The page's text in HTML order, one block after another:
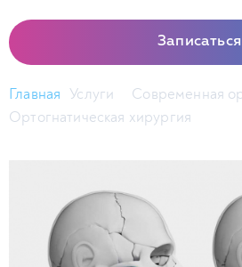
Записаться
Главная Услуги
Современная
Ортогнатическая хирургия